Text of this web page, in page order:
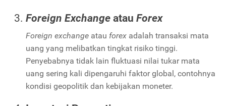
Foreign Exchange atau Forex
Foreign exchange atau forex adalah transaksi mata
uang yang melibatkan tingkat risiko tinggi.
Penyebabnya tidak lain fluktuasi nilai tukar mata
uang sering kali dipengaruhi faktor global, contohnya
kondisi geopolitik dan kebijakan moneter.